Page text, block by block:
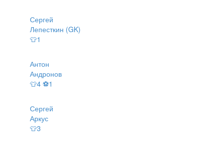
Сергей
Лепесткин (GK)
👕1
Антон
Андронов
👕4 ⚽1
Сергей
Аркус
👕3